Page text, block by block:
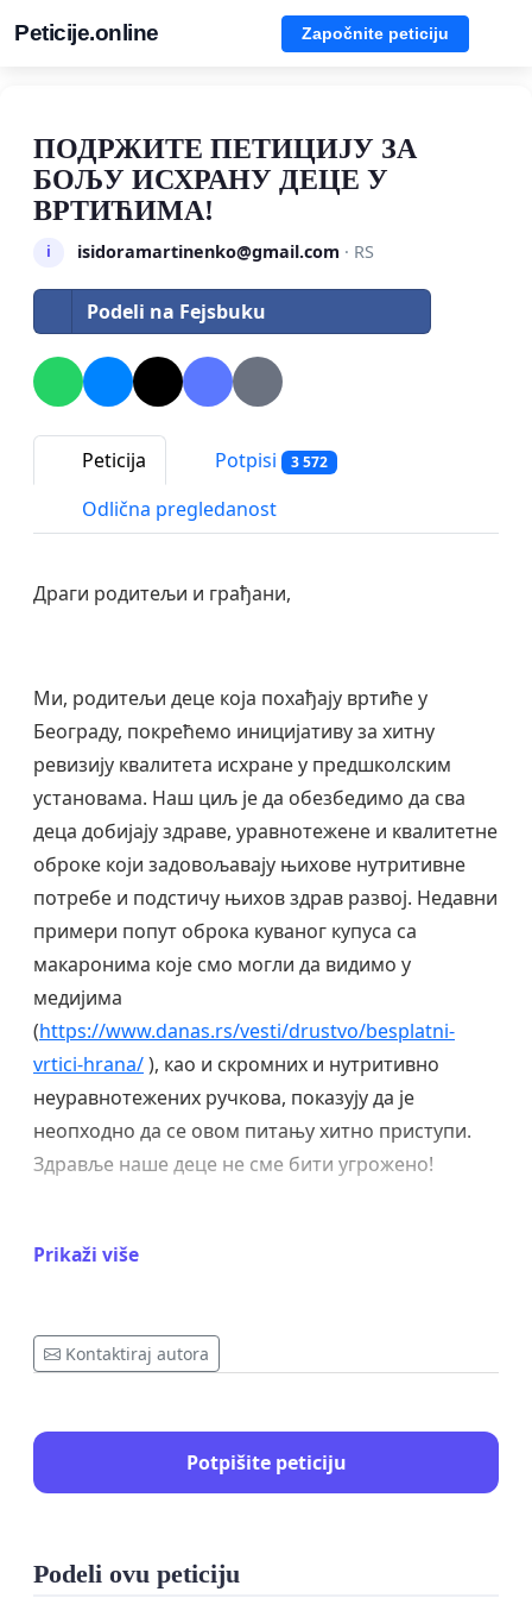
Peticije.online Započnite peticiju
ПОДРЖИТЕ ПЕТИЦИЈУ ЗА
БОЉУ ИСХРАНУ ДЕЦЕ У
ВРТИЋИМА!
i isidoramartinenko@gmail.com · RS
Podeli na Fejsbuku
Peticija Potpisi 3 572
Odlična pregledanost
Драги родитељи и грађани,
Mи, родитељи деце која похађају вртиће у
Београду, покрећемо иницијативу за хитну
ревизију квалитета исхране у предшколским
установама. Наш циљ је да обезбедимо да сва
деца добијају здраве, уравнотежене и квалитетне
оброке који задовољавају њихове нутритивне
потребе и подстичу њихов здрав развој. Недавни
примери попут оброка куваног купуса са
макаронима које смо могли да видимо у
медијима
(https://www.danas.rs/vesti/drustvo/besplatni-
vrtici-hrana/), као и скромних и нутритивно
неуравнотежених ручкова, показују да је
неопходно да се овом питању хитно приступи.
Здравље наше деце не сме бити угрожено!
Захтевамо:
квалитета оброка. Усклађеност са Правилником
о исхрани деце у предшколским установама.
других надлежних институција да преиспитају и
Prikaži više
Kontaktiraj autora
Potpišite peticiju
Podeli ovu peticiju